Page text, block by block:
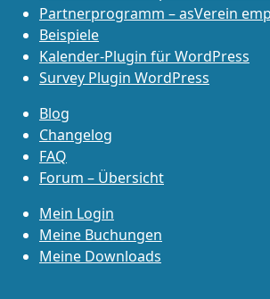
Partnerprogramm – asVerein
Beispiele
Kalender-Plugin für WordPress
Survey Plugin WordPress
Blog
Changelog
FAQ
Forum – Übersicht
Mein Login
Meine Buchungen
Meine Downloads